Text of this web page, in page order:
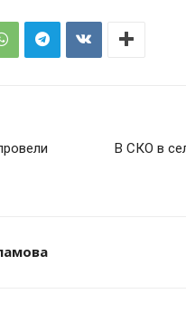
В СКО в